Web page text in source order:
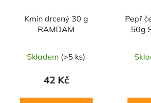
Kmín drcený 30 g
RAMDAM
Skladem (>5 ks)
42 Kč
Pepř
50g